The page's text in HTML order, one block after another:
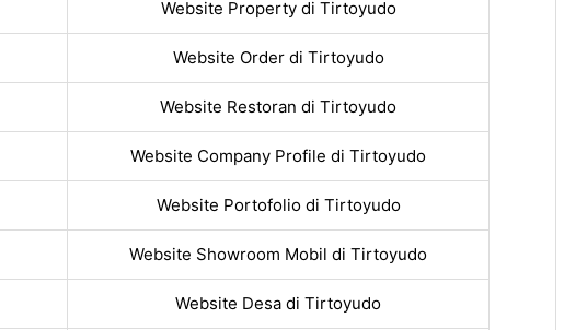
Website Property di Tirtoyudo
Website Order di Tirtoyudo
Website Restoran di Tirtoyudo
Website Company Profile di Tirtoyudo
Website Portofolio di Tirtoyudo
Website Showroom Mobil di Tirtoyudo
Website Desa di Tirtoyudo